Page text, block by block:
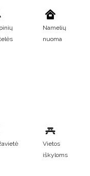
Namelių
nuoma
Vietos
iškyloms